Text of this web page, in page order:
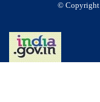
© Copyright